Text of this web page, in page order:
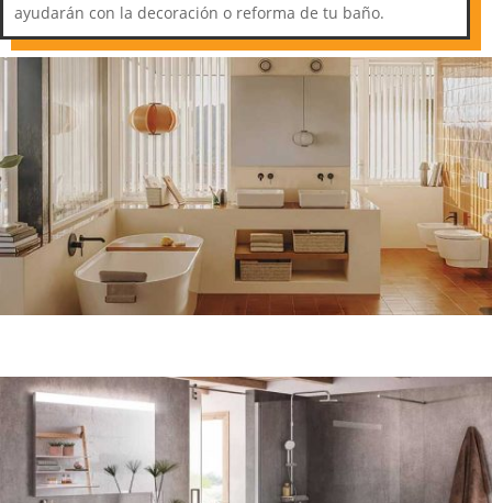
ayudarán con la decoración o reforma de tu baño.